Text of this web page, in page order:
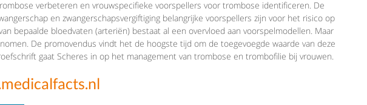
verbeteren en vrouwspecifieke voorspellers voor trombose identificeren. De
en zwangerschapsvergiftiging belangrijke voorspellers zijn voor het risico op
bepaalde bloedvaten (arteriën) bestaat al een overvloed aan voorspelmodellen. Maar
De promovendus vindt het de hoogste tijd om de toegevoegde waarde van deze
gaat Scheres in op het management van trombose en trombofilie bij vrouwen.